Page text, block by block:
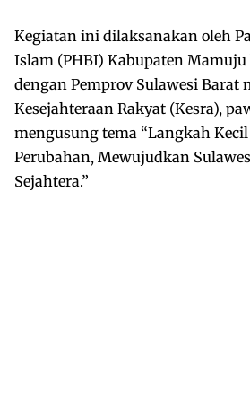
Kegiatan ini dilaksanakan oleh
Islam (PHBI) Kabupaten Mamuju
dengan Pemprov Sulawesi Barat
Kesejahteraan Rakyat (Kesra),
mengusung tema “Langkah
Perubahan, Mewujudkan
Sejahtera.”